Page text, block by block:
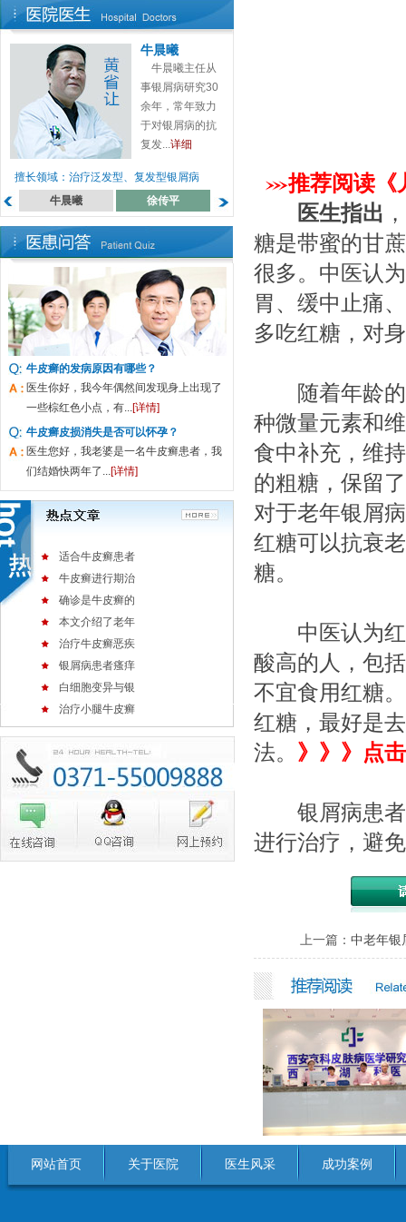
牛晨曦
牛晨曦主任从
事银屑病研究30
余年，常年致力
于对银屑病的抗
复发...详细
擅长领域：治疗泛发型、复发型银屑病
牛晨曦
徐传平 罗月来
牛皮癣的发病原因有哪些？
医生你好，我今年偶然间发现身上出现了
一些棕红色小点，有...[详情]
牛皮癣皮损消失是否可以怀孕？
医生您好，我老婆是一名牛皮癣患者，我
们结婚快两年了...[详情]
适合牛皮癣患者
牛皮癣进行期治
确诊是牛皮癣的
本文介绍了老年
治疗牛皮癣恶疾
银屑病患者瘙痒
白细胞变异与银
治疗小腿牛皮癣
推荐阅读《
医生指出
糖是带蜜的甘
很多。中医认
胃、缓中止痛
多吃红糖，对
随着年龄的
种微量元素和
食中补充，维
的粗糖，保留
对于老年银屑
红糖可以抗衰
糖。
中医认为红
酸高的人，包
不宜食用红糖
红糖，最好是
法。 》》》点
银屑病患者
进行治疗，避
上一篇： 中老年银
网站首页 关于医院 医生风采 成功案例